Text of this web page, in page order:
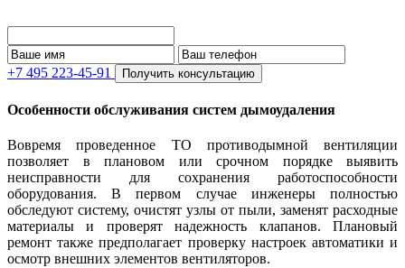
+7 495 223-45-91 Получить консультацию
Особенности обслуживания систем дымоудаления
Вовремя проведенное ТО противодымной вентиляции
позволяет в плановом или срочном порядке выявить
неисправности для сохранения работоспособности
оборудования. В первом случае инженеры полностью
обследуют систему, очистят узлы от пыли, заменят расходные
материалы и проверят надежность клапанов. Плановый
ремонт также предполагает проверку настроек автоматики и
осмотр внешних элементов вентиляторов.